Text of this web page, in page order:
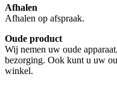
Afhalen
Afhalen op afspraak.
Oude product
Wij nemen uw oude
bezorging. Ook kunt u uw
winkel.